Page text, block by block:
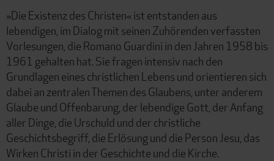
»Die Existenz des Christen« ist entstanden aus
lebendigen, im Dialog mit seinen Zuhörenden verfassten
Vorlesungen, die Romano Guardini in den Jahren 1958 bis
1961 gehalten hat. Sie fragen intensiv nach den
Grundlagen eines christlichen Lebens und orientieren sich
dabei an zentralen Themen des Glaubens, unter anderem
Glaube und Offenbarung, der lebendige Gott, der Anfang
aller Dinge, die Urschuld und der christliche
Geschichtsbegriff, die Erlösung und die Person Jesu, das
Wirken Christi in der Geschichte und die Kirche.